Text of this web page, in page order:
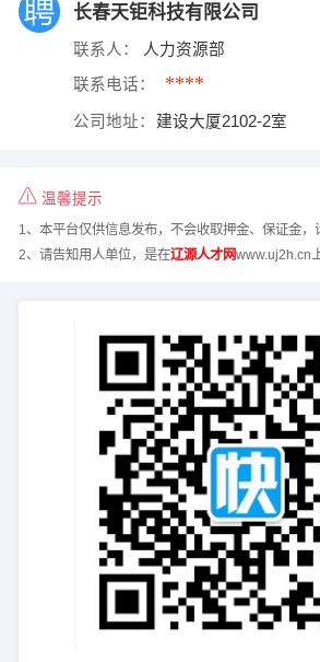
长春天钜科技有限公司
联系人： 人力资源部
联系电话： ****
公司地址： 建设大厦2102-2室
温馨提示
1、本平台仅供信息发布，不会收取押金、保证金，
2、请告知用人单位，是在辽源人才网www.uj2h.cn